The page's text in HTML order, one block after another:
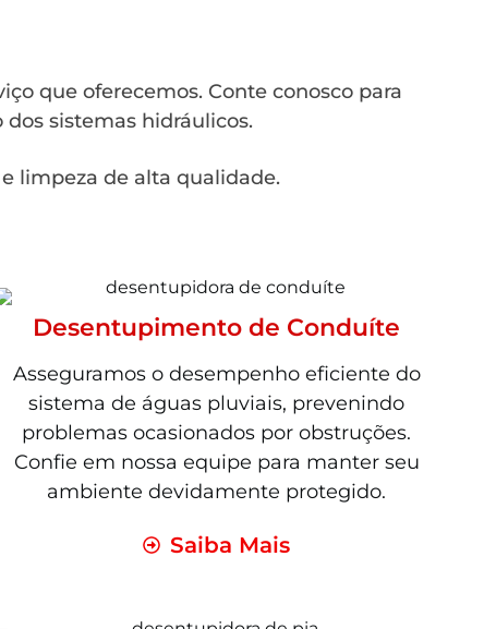
que oferecemos. Conte conosco para
sistemas hidráulicos.
limpeza de alta qualidade.
Desentupimento de Conduíte
Asseguramos o desempenho eficiente do
sistema de águas pluviais, prevenindo
problemas ocasionados por obstruções.
Confie em nossa equipe para manter seu
ambiente devidamente protegido.
Saiba Mais